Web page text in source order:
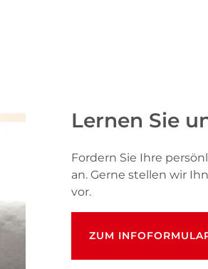
Lernen Sie
Fordern Sie Ihre
an. Gerne stellen wir
vor.
ZUM